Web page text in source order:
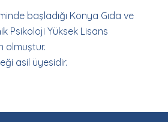
başladığı Konya Gıda ve
Psikoloji Yüksek Lisans
olmuştur.
asil üyesidir.